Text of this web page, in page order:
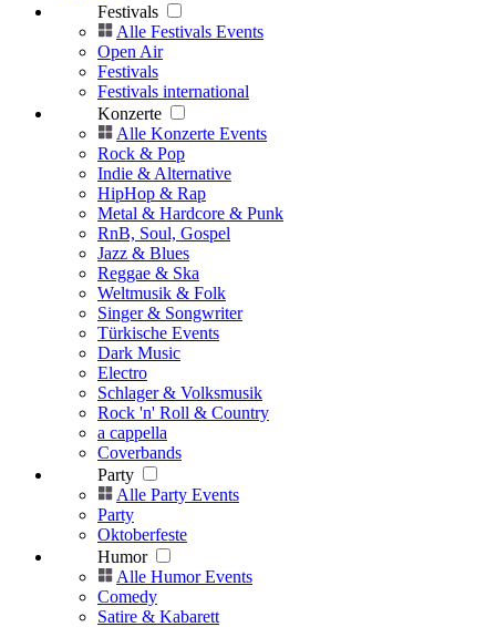
Festivals
Alle Festivals Events
Open Air
Festivals
Festivals international
Konzerte
Alle Konzerte Events
Rock & Pop
Indie & Alternative
HipHop & Rap
Metal & Hardcore & Punk
RnB, Soul, Gospel
Jazz & Blues
Reggae & Ska
Weltmusik & Folk
Singer & Songwriter
Türkische Events
Dark Music
Electro
Schlager & Volksmusik
Rock 'n' Roll & Country
a cappella
Coverbands
Party
Alle Party Events
Party
Oktoberfeste
Humor
Alle Humor Events
Comedy
Satire & Kabarett